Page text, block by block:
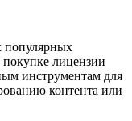
лицензии
инструментам для
контента или